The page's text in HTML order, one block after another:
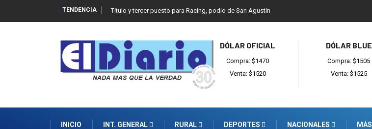
TENDENCIA Título y tercer puesto para Racing, podio de San Agustín
DÓLAR OFICIAL
Compra: $1470
Venta: $1520
DÓLAR BLUE
Compra: $1505
Venta: $1525
INICIO INT. GENERAL RURAL DEPORTES NACIONALES MÁS